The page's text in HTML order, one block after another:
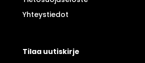
Yhteystiedot
Tilaa uutiskirje